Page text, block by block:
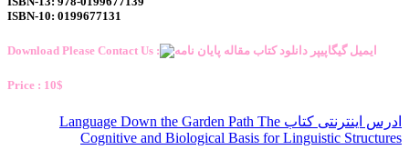
ISBN-10: 0199677131
Download Please Contact Us :
Price : 10$
ادرس اینترنتی کتاب Language Down the Garden Path The
Cognitive and Biological Basis for Linguistic Structures